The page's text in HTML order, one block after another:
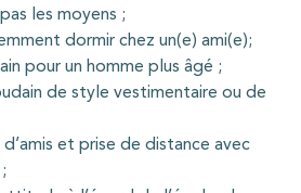
les moyens ;
dormir chez un(e) ami(e);
pour un homme plus âgé ;
de style vestimentaire ou de
et prise de distance avec